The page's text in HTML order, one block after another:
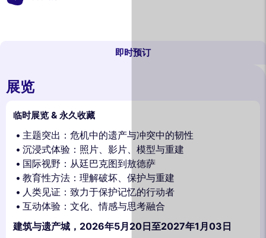
即时预订
展览
临时展览 & 永久收藏
主题突出：危机中的遗产与冲突中的韧性
沉浸式体验：照片、影片、模型与重建
国际视野：从廷巴克图到敖德萨
教育性方法：理解破坏、保护与重建
人类见证：致力于保护记忆的行动者
互动体验：文化、情感与思考融合
建筑与遗产城，2026年5月20日至2027年1月03日